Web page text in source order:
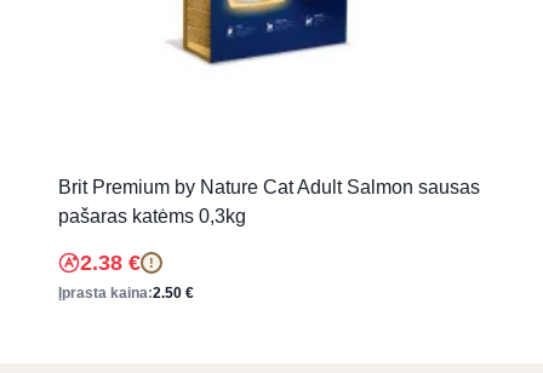
Brit Premium by Nature Cat Adult Salmon sausas
pašaras katėms 0,3kg
2.38 € !
Įprasta kaina:2.50 €